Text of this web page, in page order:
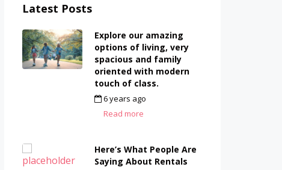
Latest Posts
Explore our amazing
options of living, very
spacious and family
oriented with modern
touch of class.
6 years ago
Read more
Here’s What People Are
Saying About Rentals